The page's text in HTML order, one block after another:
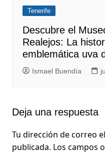
Tenerife
Descubre el
Realejos: La
emblemática uva
Ismael Buendía
Deja una respuesta
Tu dirección de correo
publicada. Los campos